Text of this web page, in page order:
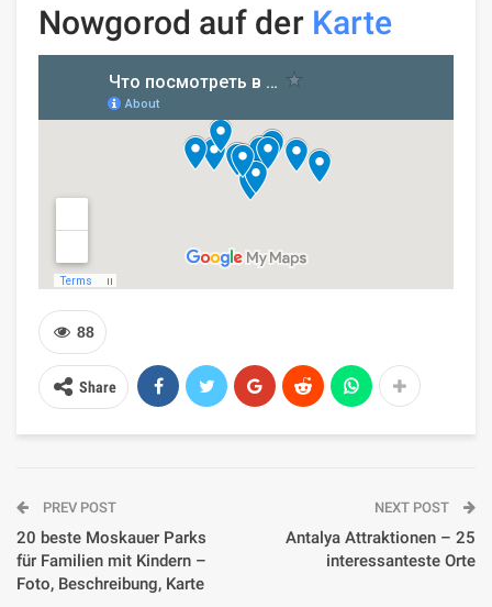
Nowgorod auf der Karte
88
Share
PREV POST
20 beste Moskauer Parks
für Familien mit Kindern –
Foto, Beschreibung, Karte
NEXT POST
Antalya Attraktionen – 25
interessanteste Orte